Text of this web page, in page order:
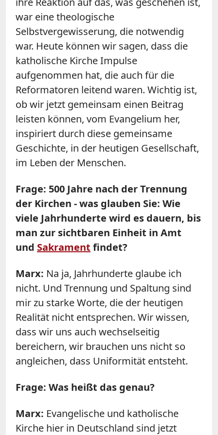
war eine theologische
Selbstvergewisserung, die notwendig
war. Heute können wir sagen, dass die
katholische Kirche Impulse
aufgenommen hat, die auch für die
Reformatoren leitend waren. Wichtig ist,
ob wir jetzt gemeinsam einen Beitrag
leisten können, vom Evangelium her,
inspiriert durch diese gemeinsame
Geschichte, in der heutigen Gesellschaft,
im Leben der Menschen.
Frage: 500 Jahre nach der Trennung
der Kirchen - was glauben Sie: Wie
viele Jahrhunderte wird es dauern, bis
man zur sichtbaren Einheit in Amt
und Sakrament findet?
Marx: Na ja, Jahrhunderte glaube ich
nicht. Und Trennung und Spaltung sind
mir zu starke Worte, die der heutigen
Realität nicht entsprechen. Wir wissen,
dass wir uns auch wechselseitig
bereichern, wir brauchen uns nicht so
angleichen, dass Uniformität entsteht.
Frage: Was heißt das genau?
Marx: Evangelische und katholische
Kirche hier in Deutschland sind jetzt